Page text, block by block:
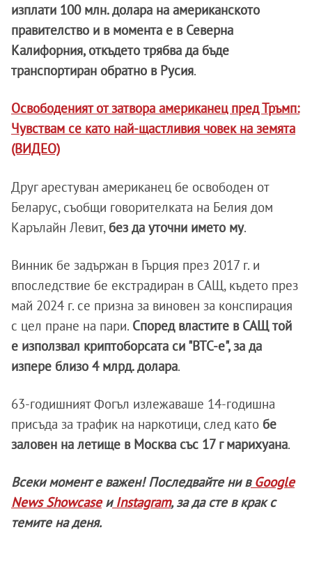
изплати 100 млн. долара на американското
правителство и в момента е в Северна
Калифорния, откъдето трябва да бъде
транспортиран обратно в Русия.
Освободеният от затвора американец пред Тръмп:
Чувствам се като най-щастливия човек на земята
(ВИДЕО)
Друг арестуван американец бе освободен от
Беларус, съобщи говорителката на Белия дом
Карълайн Левит, без да уточни името му.
Винник бе задържан в Гърция през 2017 г. и
впоследствие бе екстрадиран в САЩ, където през
май 2024 г. се призна за виновен за конспирация
с цел пране на пари. Според властите в САЩ той
е използвал криптоборсата си "BTC-e", за да
изпере близо 4 млрд. долара.
63-годишният Фогъл излежаваше 14-годишна
присъда за трафик на наркотици, след като бе
заловен на летище в Москва със 17 г марихуана.
Всеки момент е важен! Последвайте ни вGoogle
News ShowcaseиInstagram, за да сте в крак с
темите на деня.